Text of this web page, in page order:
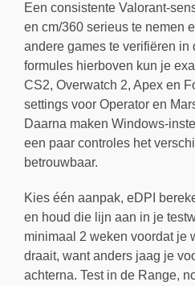
Een consistente Valorant-
en cm/360 serieus te nemen
andere games te verifiëren in
formules hierboven kun je
CS2, Overwatch 2, Apex en
settings voor Operator en
Daarna maken Windows-
een paar controles het
betrouwbaar.
Kies één aanpak, eDPI
en houd die lijn aan in je
minimaal 2 weken voordat je
draait, want anders jaag je
achterna. Test in de Range,